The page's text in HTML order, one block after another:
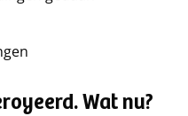
Wat nu?